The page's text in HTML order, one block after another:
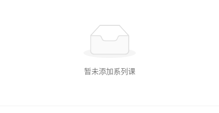
暂未添加系列课